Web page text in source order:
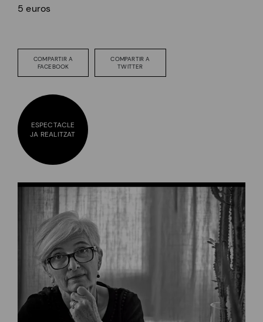
5 euros
COMPARTIR A
FACEBOOK
COMPARTIR A
TWITTER
ESPECTACLE
JA REALITZAT